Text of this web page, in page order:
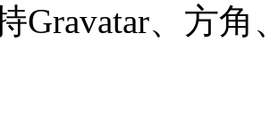
Gravatar、方